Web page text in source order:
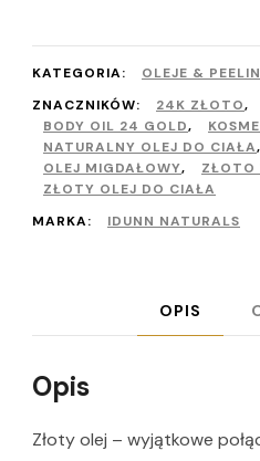
z
24
karatowym
złotem
w
KATEGORIA:
OLEJE &
ZNACZNIKÓW:
24K ZŁOTO,
BODY OIL 24 GOLD,
NATURALNY OLEJ DO CIAŁA,
OLEJ MIGDAŁOWY, ZŁOTO
ZŁOTY OLEJ DO CIAŁA
MARKA:
IDUNN NATURALS
OPIS
Opis
Złoty olej – wyjątkowe